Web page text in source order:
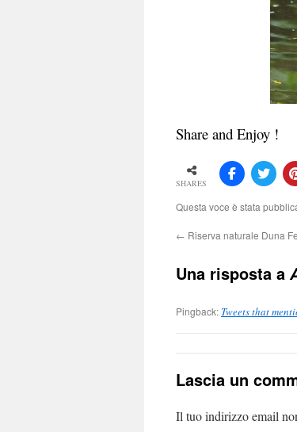
Share and Enjoy !
SHARES
Questa voce è stata
← Riserva naturale Duna
Una risposta a
Pingback: Tweets that
Lascia un
Il tuo indirizzo email